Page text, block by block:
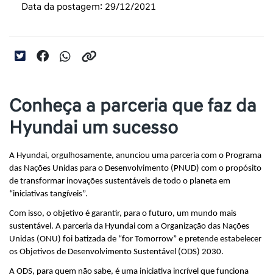
Data da postagem: 29/12/2021
Conheça a parceria que faz da
Hyundai um sucesso
A Hyundai, orgulhosamente, anunciou uma parceria com o Programa
das Nações Unidas para o Desenvolvimento (PNUD) com o propósito
de transformar inovações sustentáveis de todo o planeta em
“iniciativas tangíveis”.
Com isso, o objetivo é garantir, para o futuro, um mundo mais
sustentável. A parceria da Hyundai com a Organização das Nações
Unidas (ONU) foi batizada de “for Tomorrow” e pretende estabelecer
os Objetivos de Desenvolvimento Sustentável (ODS) 2030.
A ODS, para quem não sabe, é uma iniciativa incrível que funciona